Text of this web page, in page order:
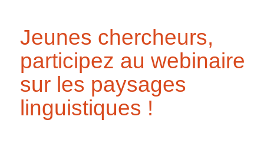
Jeunes chercheurs,
participez au webinaire
sur les paysages
linguistiques !